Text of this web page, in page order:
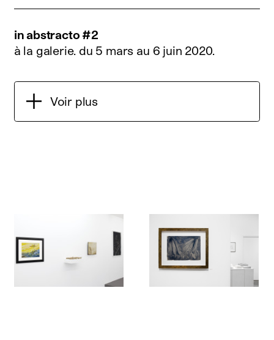
in abstracto #2
à la galerie. du 5 mars au 6 juin 2020.
Voir plus